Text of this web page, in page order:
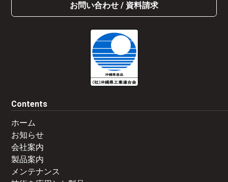
お問い合わせ / 資料請求
Contents
ホーム
お知らせ
会社案内
製品案内
メンテナンス